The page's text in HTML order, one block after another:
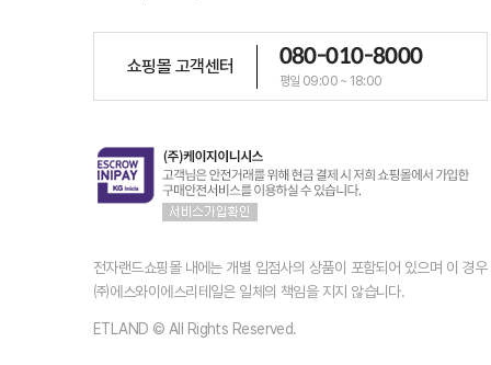
쇼핑몰 고객센터 080-010-8000
평일 09:00 ~ 18:00
전자랜드쇼핑몰 내에는 개별 입점사의 상품이 포함되어 있으며 이 경
㈜에스와이에스리테일은 일체의 책임을 지지 않습니다.
ETLAND © All Rights Reserved.